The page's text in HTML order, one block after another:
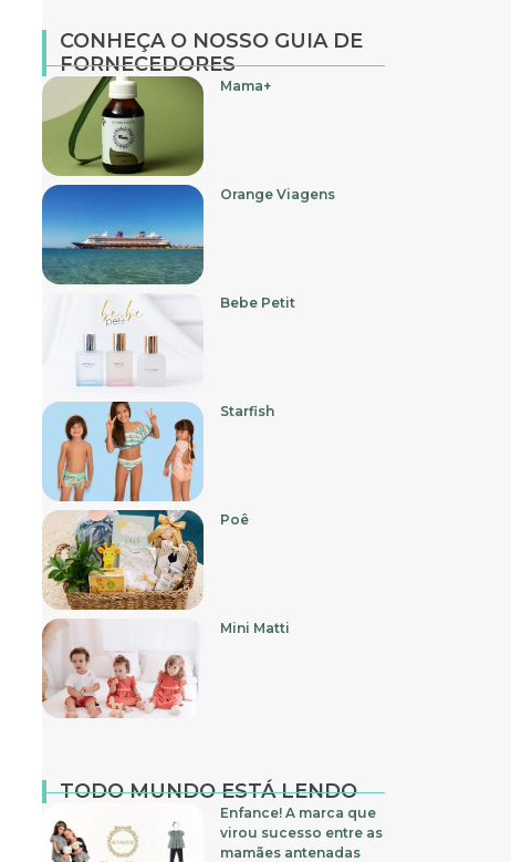
CONHEÇA O NOSSO GUIA DE
FORNECEDORES
Mama+
Orange Viagens
Bebe Petit
Starfish
Poê
Mini Matti
TODO MUNDO ESTÁ LENDO
Enfance! A marca que
virou sucesso entre as
mamães antenadas